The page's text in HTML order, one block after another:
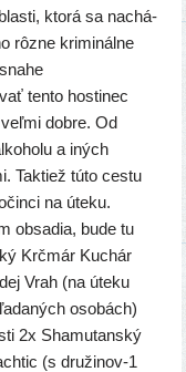
kto­rá sa nachá­
rôz­ne kri­mi­nál­ne
ten­to hos­ti­nec
dob­re. Od
a iných
Taktiež túto ces­tu
na úte­ku.
obsa­dia, bude tu
Krčmár Kuchár
Vrah (na úte­ku
oso­bách)
2x Shamutanský
(s družinov‑1